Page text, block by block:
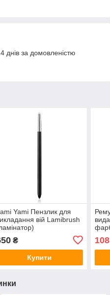
днів за домовленістю
Yami Пензлик для
вій Lamibrush
₴
Купити
108